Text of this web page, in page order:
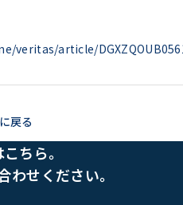
article/
戻る
ちら。
わせください。